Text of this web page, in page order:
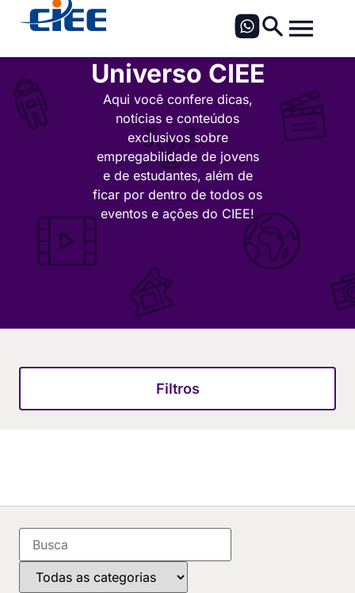
Universo CIEE
Aqui você confere dicas,
notícias e conteúdos
exclusivos sobre
empregabilidade de jovens
e de estudantes, além de
ficar por dentro de todos os
eventos e ações do CIEE!
Filtros